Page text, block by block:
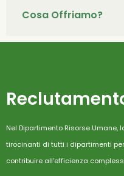
Cosa Offriamo?
Nel Dipartimento Risorse
tirocinanti di tutti i dipartimenti
contribuire all’efficienza